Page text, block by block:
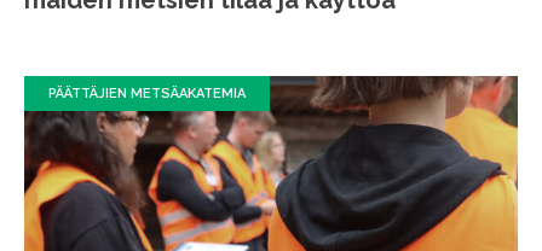
PÄÄTTÄJIEN METSÄAKATEMIA